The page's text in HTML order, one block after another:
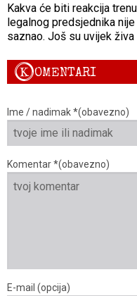
Kakva će biti reakcija
legalnog predsjednika
saznao. Još su uvijek
KOMENTARI
Ime / nadimak *(obavezno)
Komentar *(obavezno)
E-mail (opcija)